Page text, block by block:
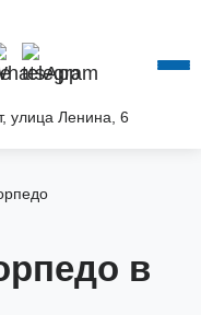
улица Ленина, 6
в